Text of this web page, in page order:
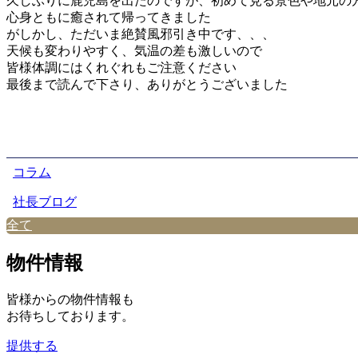
心身ともに癒されて帰ってきました
がしかし、ただいま絶賛風邪引き中です、、、
天候も変わりやすく、気温の差も激しいので
皆様体調にはくれぐれもご注意ください
最後まで読んで下さり、ありがとうございました
コラム
社長ブログ
全て
物件情報
皆様からの物件情報も
お待ちしております。
提供する